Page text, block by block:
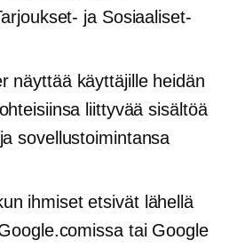
ja Sosiaaliset-
näyttää käyttäjille heidän
liittyvää sisältöä
sovellustoimintansa
ihmiset etsivät lähellä
tai Google